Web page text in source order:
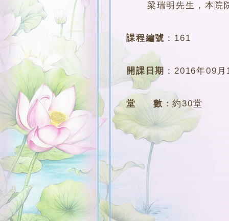
梁瑞明先生，本院
課程編號 ： 161
開課日期 ：2016年09月
堂 數 ：約30堂